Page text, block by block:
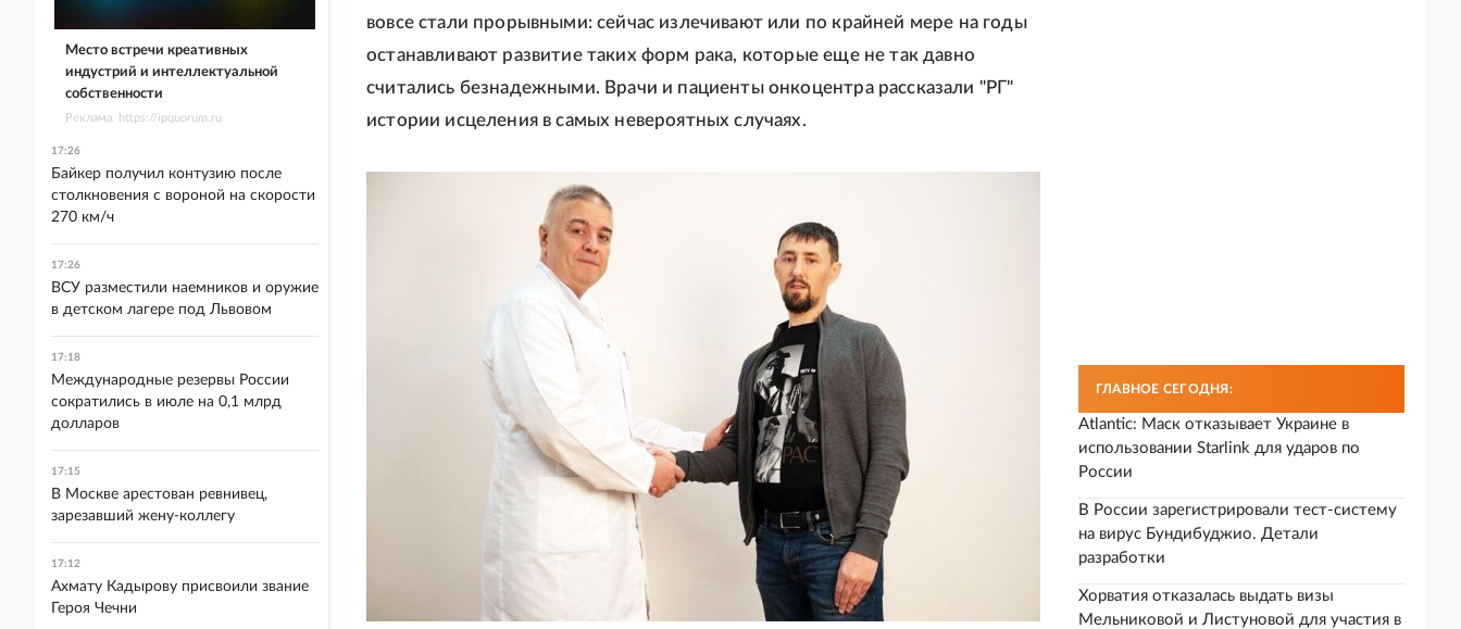
вовсе стали прорывными: сейчас излечивают или по крайней мере на годы
останавливают развитие таких форм рака, которые еще не так давно
считались безнадежными. Врачи и пациенты онкоцентра рассказали "РГ"
истории исцеления в самых невероятных случаях.
ГЛАВНОЕ СЕГОДНЯ:
Atlantic: Маск отказывает Украине в
использовании Starlink для ударов по
России
В России зарегистрировали тест-систему
на вирус Бундибуджио. Детали
разработки
Хорватия отказалась выдать визы
Мельниковой и Листуновой для участия в
Место встречи креативных
индустрий и интеллектуальной
собственности
Реклама. https://ipquorum.ru
17:26
Байкер получил контузию после
столкновения с вороной на скорости
270 км/ч
17:26
ВСУ разместили наемников и оружие
в детском лагере под Львовом
17:18
Международные резервы России
сократились в июле на 0,1 млрд
долларов
17:15
В Москве арестован ревнивец,
зарезавший жену-коллегу
17:12
Ахмату Кадырову присвоили звание
Героя Чечни